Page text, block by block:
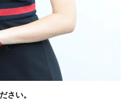
さい。